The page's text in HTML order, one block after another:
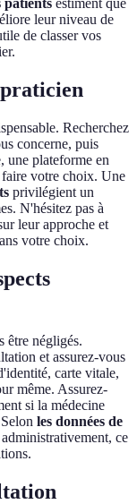
patients estiment que
leur niveau de
de classer vos
Recherchez
concerne, puis
une plateforme en
votre choix. Une
privilégient un
N'hésitez pas à
leur approche et
votre choix.
être négligés.
et assurez-vous
carte vitale,
même. Assurez-
si la médecine
les données de
ce